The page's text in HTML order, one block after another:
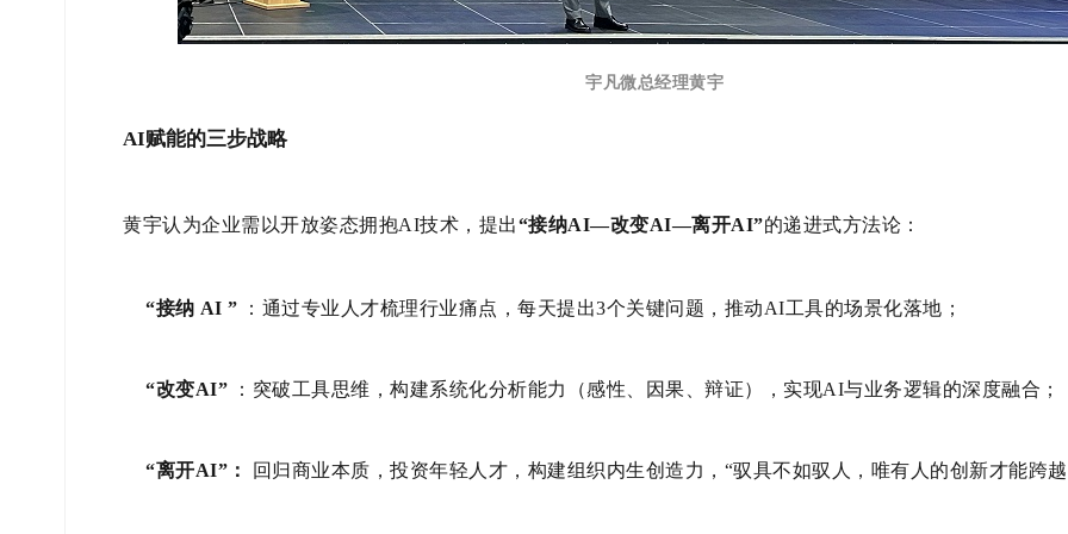
宇凡微总经理黄宇
AI赋能的三步战略
黄宇认为企业需以开放姿态拥抱AI技术，提出“接纳AI—改变AI—离开AI”的递进式方法论：
“接纳 AI ” ：通过专业人才梳理行业痛点，每天提出3个关键问题，推动AI工具的场景化落地；
“改变AI” ：突破工具思维，构建系统化分析能力（感性、因果、辩证），实现AI与业务逻辑的深度融合；
“离开AI”： 回归商业本质，投资年轻人才，构建组织内生创造力，“驭具不如驭人，唯有人的创新才能跨